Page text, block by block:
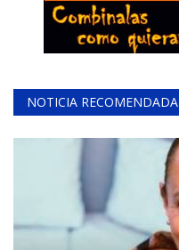
NOTICIA RECOMENDADA